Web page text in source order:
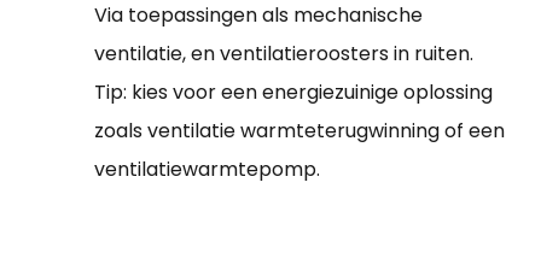
Via toepassingen als mechanische
ventilatie, en ventilatieroosters in ruiten.
Tip: kies voor een energiezuinige oplossing
zoals ventilatie warmteterugwinning of een
ventilatiewarmtepomp.